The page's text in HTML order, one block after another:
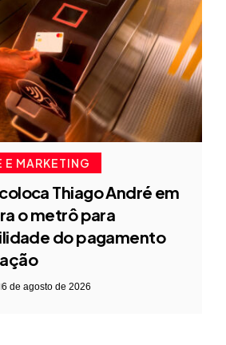
E MARKETING
Thiago André em
o metrô para
do pagamento
6 de agosto de 2026